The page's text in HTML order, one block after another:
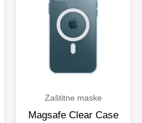
Zaštitne maske
Magsafe Clear Case